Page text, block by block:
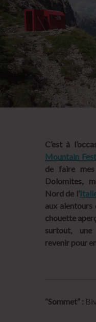
C’est à
Mountain
de faire
Dolomites,
Nord de l’
aux alentours
chouette
surtout,
revenir pour
“Sommet” :